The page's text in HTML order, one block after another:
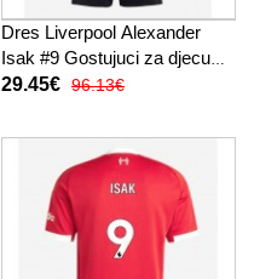
Dres Liverpool Alexander
Isak #9 Gostujuci za djecu
2025-26 Kratak Rukav (+
29.45€ 96.13€